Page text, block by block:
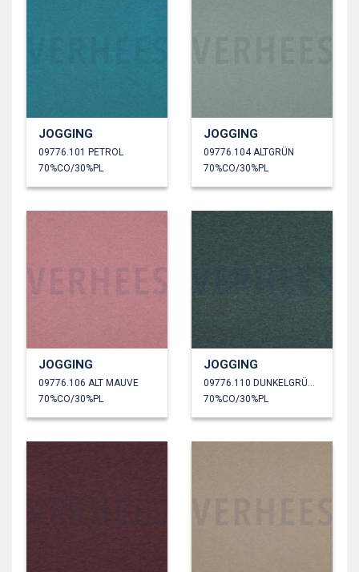
JOGGING
09776.101 PETROL
70%CO/30%PL
JOGGING
09776.104 ALTGRÜN
70%CO/30%PL
JOGGING
09776.106 ALT MAUVE
70%CO/30%PL
JOGGING
70%CO/30%PL